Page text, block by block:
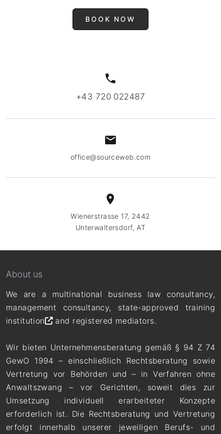
BOOK NOW
+43 720 022487
office@sourceweb.com
Wienerstrasse 17, 2442
Unterwaltersdorf, AT
About us
We are a multinational business law consultancy,
management consultancy, state-approved training
institution
and registered mediators.
Wir bieten Unternehmensberatung gemäß § 94 Z 74
GewO 1994 – einschließlich Rechtsberatung sowie
Vertretung vor Behörden und – in Verfahren ohne
Anwaltszwang – vor Gerichten, soweit dies zur
Umsetzung individuell erarbeiteter Konzepte
erforderlich ist. Die Rechtsberatung und Vertretung
erfolgt innerhalb unserer jeweiligen Berufs- und